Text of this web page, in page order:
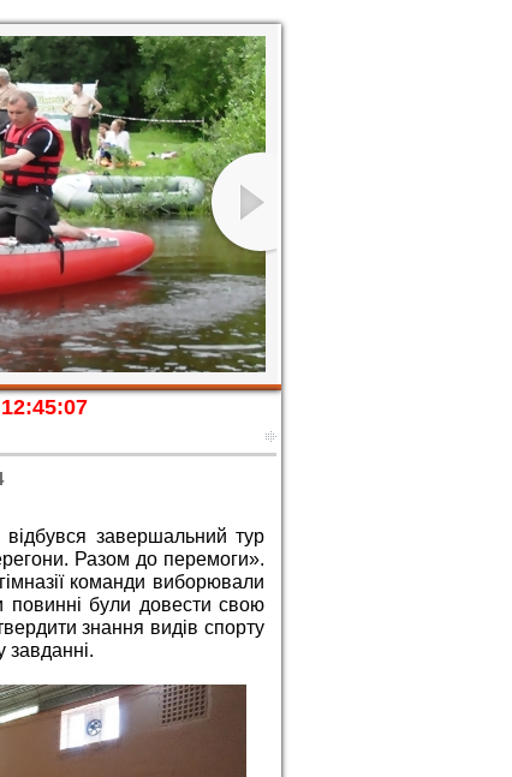
12:45:09
завершальний тур
Разом до перемоги».
команди виборювали
повинні були довести свою
знання видів спорту
завданні.